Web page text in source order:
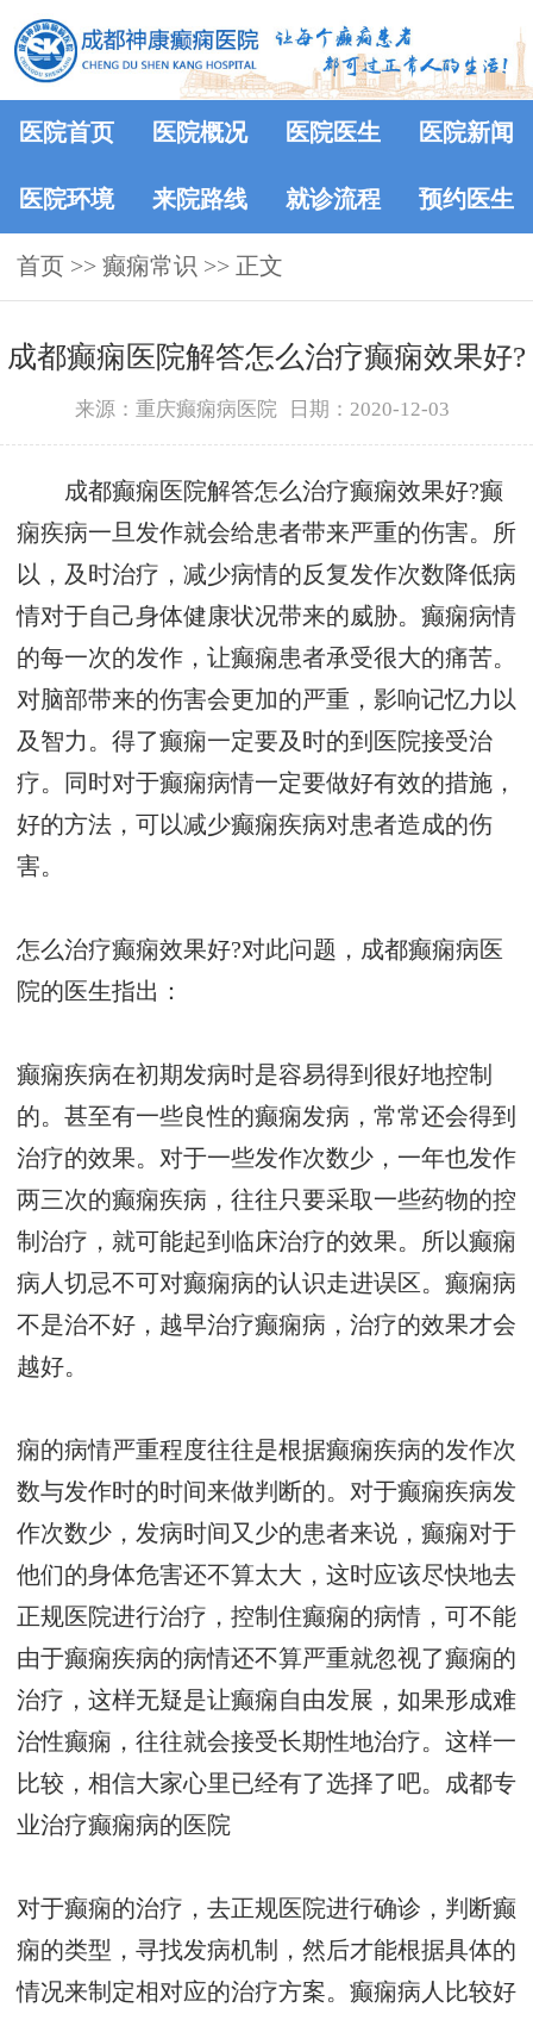
医院首页 医院概况 医院医生 医院新闻
医院环境 来院路线 就诊流程 预约医生
首页 >> 癫痫常识 >> 正文
成都癫痫医院解答怎么治疗癫痫效果好?
来源：重庆癫痫病医院 日期：2020-12-03
成都癫痫医院解答怎么治疗癫痫效果好?癫
痫疾病一旦发作就会给患者带来严重的伤害。所
以，及时治疗，减少病情的反复发作次数降低病
情对于自己身体健康状况带来的威胁。癫痫病情
的每一次的发作，让癫痫患者承受很大的痛苦。
对脑部带来的伤害会更加的严重，影响记忆力以
及智力。得了癫痫一定要及时的到医院接受治
疗。同时对于癫痫病情一定要做好有效的措施，
好的方法，可以减少癫痫疾病对患者造成的伤
害。
怎么治疗癫痫效果好?对此问题，成都癫痫病医
院的医生指出：
癫痫疾病在初期发病时是容易得到很好地控制
的。甚至有一些良性的癫痫发病，常常还会得到
治疗的效果。对于一些发作次数少，一年也发作
两三次的癫痫疾病，往往只要采取一些药物的控
制治疗，就可能起到临床治疗的效果。所以癫痫
病人切忌不可对癫痫病的认识走进误区。癫痫病
不是治不好，越早治疗癫痫病，治疗的效果才会
越好。
痫的病情严重程度往往是根据癫痫疾病的发作次
数与发作时的时间来做判断的。对于癫痫疾病发
作次数少，发病时间又少的患者来说，癫痫对于
他们的身体危害还不算太大，这时应该尽快地去
正规医院进行治疗，控制住癫痫的病情，可不能
由于癫痫疾病的病情还不算严重就忽视了癫痫的
治疗，这样无疑是让癫痫自由发展，如果形成难
治性癫痫，往往就会接受长期性地治疗。这样一
比较，相信大家心里已经有了选择了吧。 成都专
业治疗癫痫病的医院
对于癫痫的治疗，去正规医院进行确诊，判断癫
痫的类型，寻找发病机制，然后才能根据具体的
情况来制定相对应的治疗方案。癫痫病人比较好